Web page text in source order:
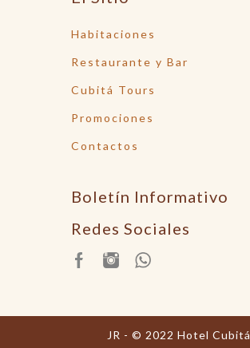
Habitaciones
Restaurante y Bar
Cubitá Tours
Promociones
Contactos
Boletín Informativo
Redes Sociales
JR - © 2022 Hotel Cubitá